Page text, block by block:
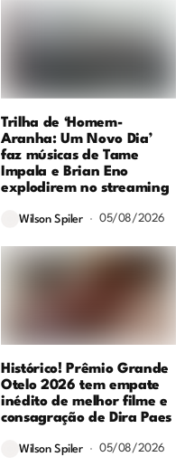
Trilha de ‘Homem-
Aranha: Um Novo Dia’
faz músicas de Tame
Impala e Brian Eno
explodirem no streaming
Wilson Spiler 05/08/2026
Histórico! Prêmio Grande
Otelo 2026 tem empate
inédito de melhor filme e
consagração de Dira Paes
Wilson Spiler 05/08/2026